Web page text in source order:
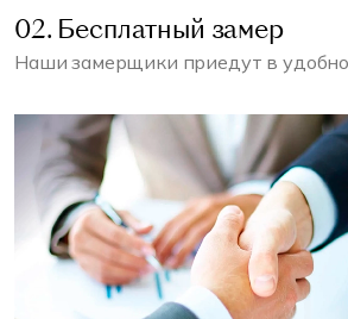
02. Бесплатный замер
Наши замерщики приедут в